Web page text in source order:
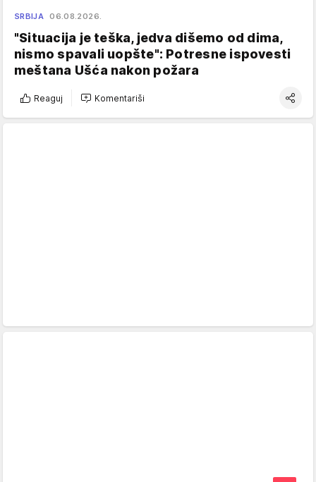
SRBIJA 06.08.2026.
"Situacija je teška, jedva dišemo od dima,
nismo spavali uopšte": Potresne ispovesti
meštana Ušća nakon požara
Reaguj Komentariši